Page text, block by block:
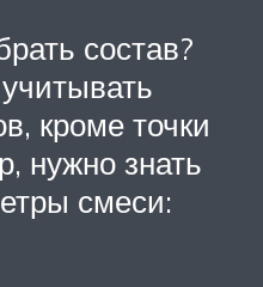
состав?
кроме точки
нужно знать
смеси: